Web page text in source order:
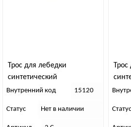
Трос для лебедки
синтетический
10мм*28метров 285
Внутренний код 15120
Статус Нет в наличии
Трос
Статус